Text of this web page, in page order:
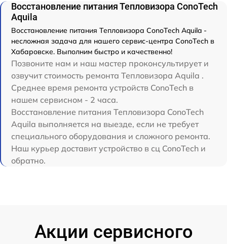
Восстановление питания Тепловизора ConoTech
Aquila
Восстановление питания Тепловизора ConoTech Aquila -
несложная задача для нашего сервис-центра ConoTech в
Хабаровске. Выполним быстро и качественно!
Позвоните нам и наш мастер проконсультирует и
озвучит стоимость ремонта Тепловизора Aquila .
Среднее время ремонта устройств ConoTech в
нашем сервисном - 2 часа.
Восстановление питания Тепловизора ConoTech
Aquila выполняется на выезде, если не требует
специального оборудования и сложного ремонта.
Наш курьер доставит устройство в сц ConoTech и
обратно.
Акции сервисного